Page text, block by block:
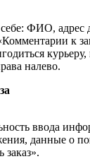
ФИО, адрес
к
налево.
ввода
данные о